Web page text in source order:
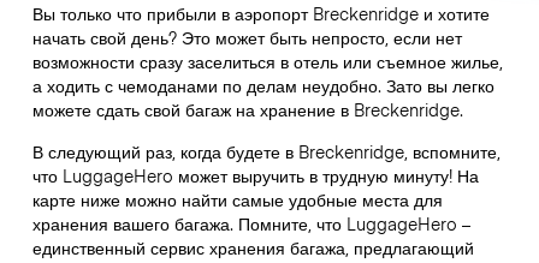
Вы только что прибыли в аэропорт Breckenridge и хотите
начать свой день? Это может быть непросто, если нет
возможности сразу заселиться в отель или съемное жилье,
а ходить с чемоданами по делам неудобно. Зато вы легко
можете сдать свой багаж на хранение в Breckenridge.
В следующий раз, когда будете в Breckenridge, вспомните,
что LuggageHero может выручить в трудную минуту! На
карте ниже можно найти самые удобные места для
хранения вашего багажа. Помните, что LuggageHero –
единственный сервис хранения багажа, предлагающий